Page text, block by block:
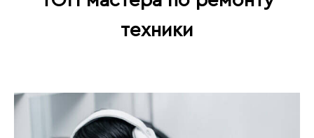
техники